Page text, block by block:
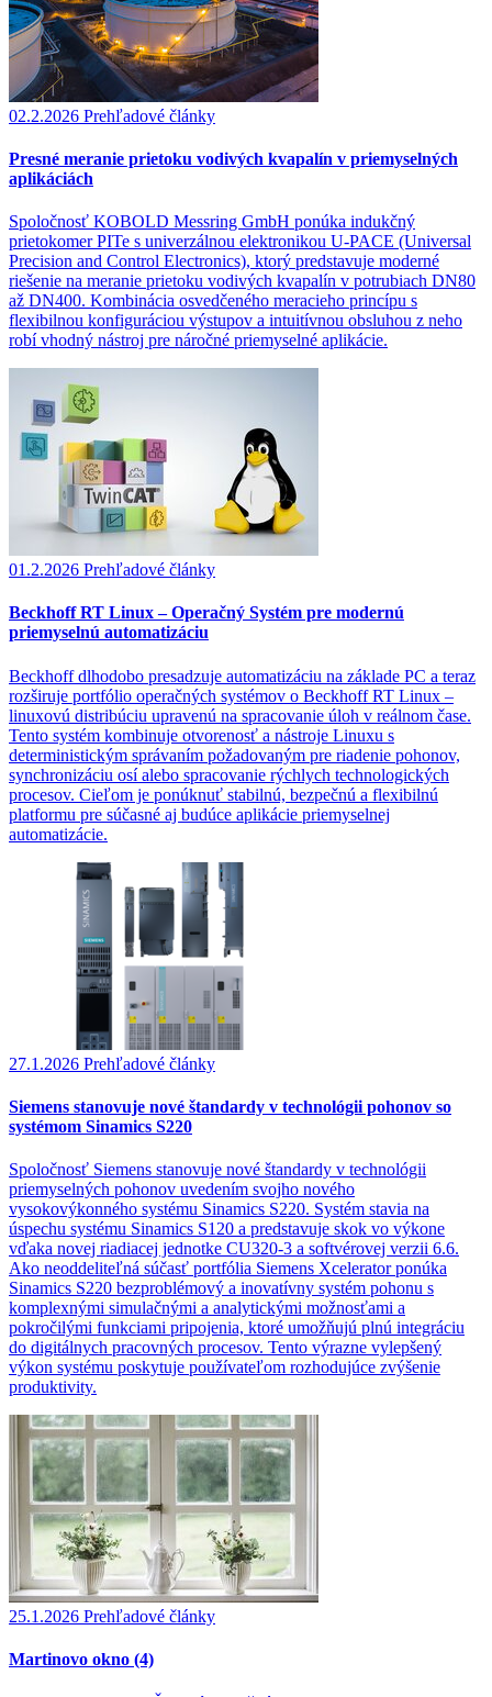
02.2.2026 Prehľadové články
Presné meranie prietoku vodivých kvapalín v priemyselných
aplikáciách
Spoločnosť KOBOLD Messring GmbH ponúka indukčný
prietokomer PITe s univerzálnou elektronikou U-PACE (Universal
Precision and Control Electronics), ktorý predstavuje moderné
riešenie na meranie prietoku vodivých kvapalín v potrubiach DN80
až DN400. Kombinácia osvedčeného meracieho princípu s
flexibilnou konfiguráciou výstupov a intuitívnou obsluhou z neho
robí vhodný nástroj pre náročné priemyselné aplikácie.
01.2.2026 Prehľadové články
Beckhoff RT Linux – Operačný Systém pre modernú
priemyselnú automatizáciu
Beckhoff dlhodobo presadzuje automatizáciu na základe PC a teraz
rozširuje portfólio operačných systémov o Beckhoff RT Linux –
linuxovú distribúciu upravenú na spracovanie úloh v reálnom čase.
Tento systém kombinuje otvorenosť a nástroje Linuxu s
deterministickým správaním požadovaným pre riadenie pohonov,
synchronizáciu osí alebo spracovanie rýchlych technologických
procesov. Cieľom je ponúknuť stabilnú, bezpečnú a flexibilnú
platformu pre súčasné aj budúce aplikácie priemyselnej
automatizácie.
27.1.2026 Prehľadové články
Siemens stanovuje nové štandardy v technológii pohonov so
systémom Sinamics S220
Spoločnosť Siemens stanovuje nové štandardy v technológii
priemyselných pohonov uvedením svojho nového
vysokovýkonného systému Sinamics S220. Systém stavia na
úspechu systému Sinamics S120 a predstavuje skok vo výkone
vďaka novej riadiacej jednotke CU320-3 a softvérovej verzii 6.6.
Ako neoddeliteľná súčasť portfólia Siemens Xcelerator ponúka
Sinamics S220 bezproblémový a inovatívny systém pohonu s
komplexnými simulačnými a analytickými možnosťami a
pokročilými funkciami pripojenia, ktoré umožňujú plnú integráciu
do digitálnych pracovných procesov. Tento výrazne vylepšený
výkon systému poskytuje používateľom rozhodujúce zvýšenie
produktivity.
25.1.2026 Prehľadové články
Martinovo okno (4)